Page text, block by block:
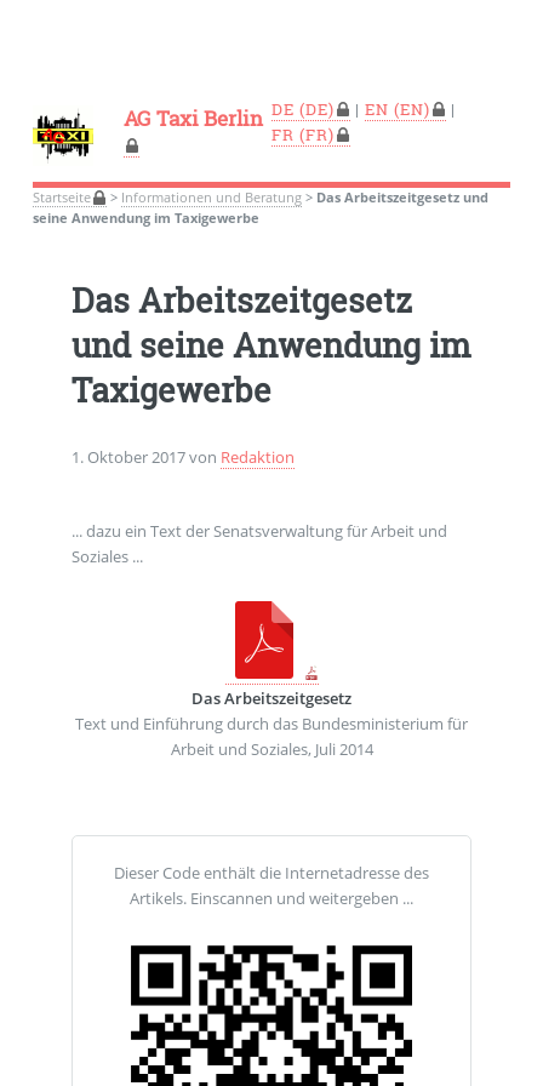
AG Taxi Berlin DE | EN
|
FR
Startseite > Informationen und Beratung> Das Arbeitszeitgesetz und
seine Anwendung im Taxigewerbe
Das Arbeitszeitgesetz
und seine Anwendung im
Taxigewerbe
1. Oktober 2017 von Redaktion
... dazu ein Text der Senatsverwaltung für Arbeit und
Soziales ...
Das Arbeitszeitgesetz
Text und Einführung durch das Bundesministerium für
Arbeit und Soziales, Juli 2014
Dieser Code enthält die Internetadresse des
Artikels. Einscannen und weitergeben ...